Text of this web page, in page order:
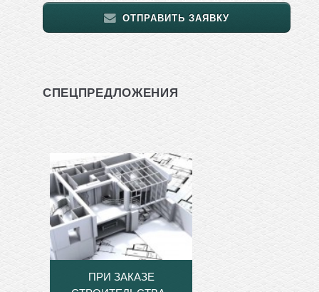
ОТПРАВИТЬ ЗАЯВКУ
СПЕЦПРЕДЛОЖЕНИЯ
ПРИ ЗАКАЗЕ